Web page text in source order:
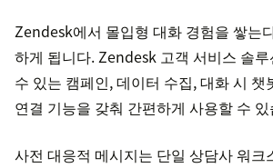
Zendesk에서 몰입형 대화 경험을 쌓는
하게 됩니다. Zendesk 고객 서비스 솔
수 있는 캠페인, 데이터 수집, 대화 시 챗
연결 기능을 갖춰 간편하게 사용할 수
사전 대응적 메시지는 단일 상담사 워크